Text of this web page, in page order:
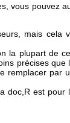
vous pouvez
mais cela
la plupart de
précises que
remplacer par
doc,R est pour